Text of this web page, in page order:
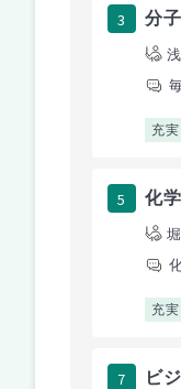
3 分
充実
5 化
充実
7 ビ